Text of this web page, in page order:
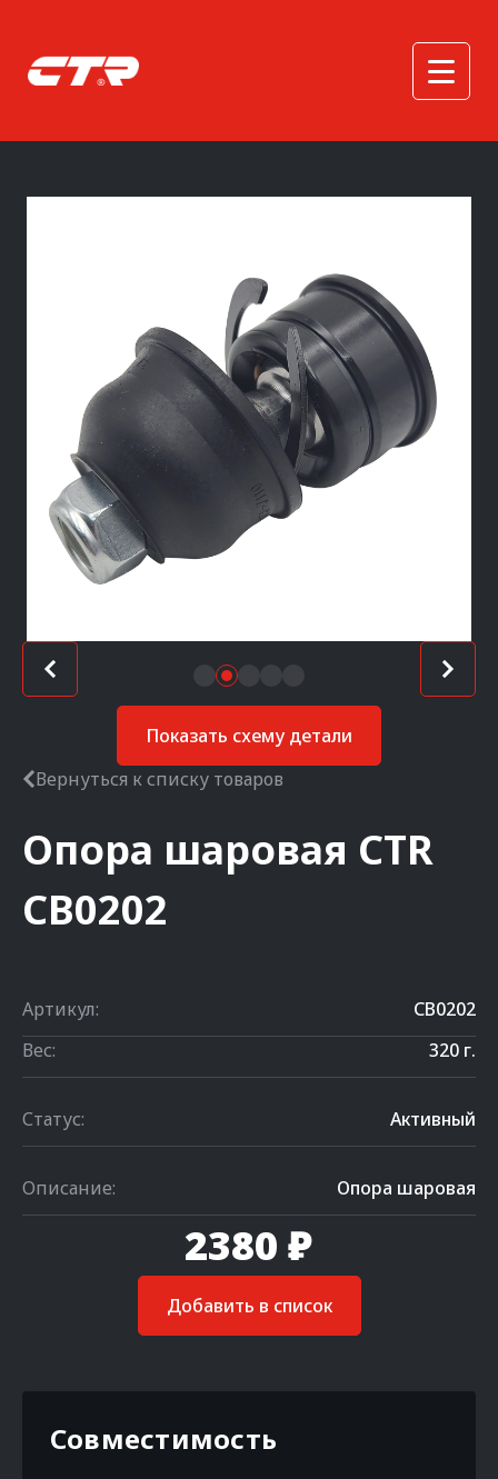
Показать схему детали
Вернуться к списку товаров
Опора шаровая CTR
CB0202
Артикул:
CB0202
Вес:
320 г.
Статус: Активный
Описание: Опора шаровая
2380 ₽
Добавить в список
Совместимость